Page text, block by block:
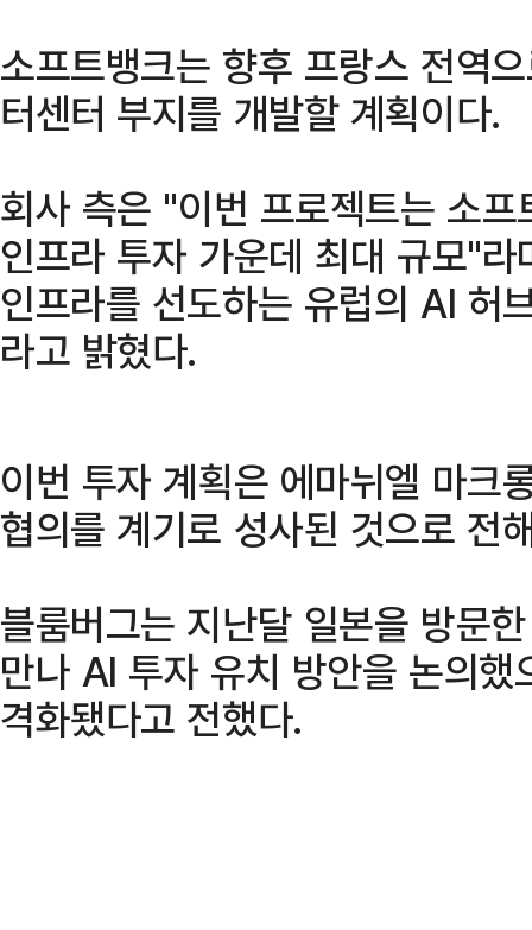
소프트뱅크는 향후 프랑스 전역
터센터 부지를 개발할 계획이다.
회사 측은 "이번 프로젝트는 소
인프라 투자 가운데 최대 규모"
인프라를 선도하는 유럽의 AI 허
라고 밝혔다.
이번 투자 계획은 에마뉘엘 마크
협의를 계기로 성사된 것으로 전
블룸버그는 지난달 일본을 방문
만나 AI 투자 유치 방안을 논의
격화됐다고 전했다.